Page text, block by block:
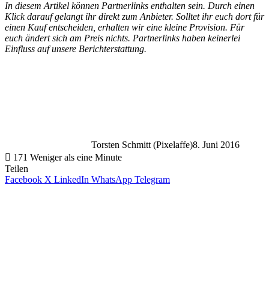
In diesem Artikel können Partnerlinks enthalten sein. Durch einen
Klick darauf gelangt ihr direkt zum Anbieter. Solltet ihr euch dort für
einen Kauf entscheiden, erhalten wir eine kleine Provision. Für
euch ändert sich am Preis nichts. Partnerlinks haben keinerlei
Einfluss auf unsere Berichterstattung.
Torsten Schmitt (Pixelaffe)8. Juni 2016
171 Weniger als eine Minute
Teilen
Facebook X LinkedIn WhatsApp Telegram